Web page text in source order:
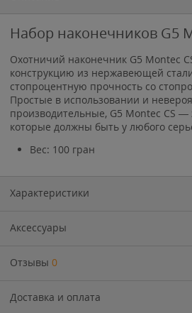
Набор наконечников G5
Охотничий наконечник G5 Montec
конструкцию из нержавеющей
стопроцентную прочность со
Простые в использовании и
производительные, G5 Montec CS —
которые должны быть у любого
Вес: 100 гран
Характеристики
Аксессуары
Отзывы 0
Доставка и оплата